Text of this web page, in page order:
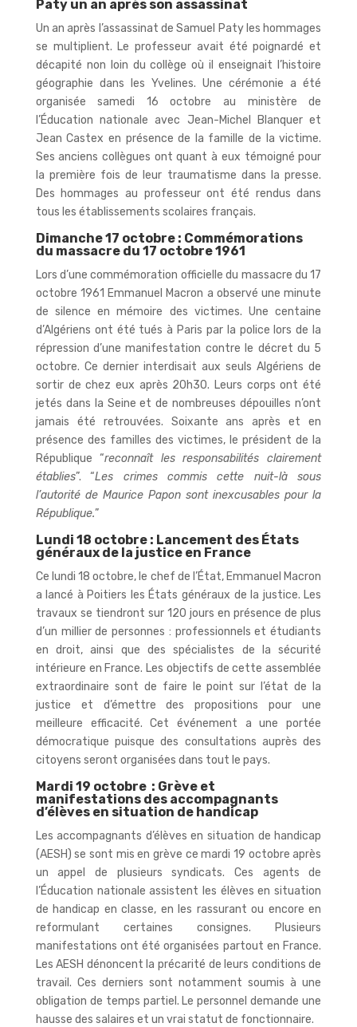
Paty un an après son assassinat
Un an après l’assassinat de Samuel Paty les hommages
se multiplient. Le professeur avait été poignardé et
décapité non loin du collège où il enseignait l’histoire
géographie dans les Yvelines. Une cérémonie a été
organisée samedi 16 octobre au ministère de
l’Éducation nationale avec Jean-Michel Blanquer et
Jean Castex en présence de la famille de la victime.
Ses anciens collègues ont quant à eux témoigné pour
la première fois de leur traumatisme dans la presse.
Des hommages au professeur ont été rendus dans
tous les établissements scolaires français.
Dimanche 17 octobre : Commémorations
du massacre du 17 octobre 1961
Lors d’une commémoration officielle du massacre du 17
octobre 1961 Emmanuel Macron a observé une minute
de silence en mémoire des victimes. Une centaine
d’Algériens ont été tués à Paris par la police lors de la
répression d’une manifestation contre le décret du 5
octobre. Ce dernier interdisait aux seuls Algériens de
sortir de chez eux après 20h30. Leurs corps ont été
jetés dans la Seine et de nombreuses dépouilles n’ont
jamais été retrouvées. Soixante ans après et en
présence des familles des victimes, le président de la
République “reconnaît les responsabilités clairement
établies”. “Les crimes commis cette nuit-là sous
l’autorité de Maurice Papon sont inexcusables pour la
République.”
Lundi 18 octobre : Lancement des États
généraux de la justice en France
Ce lundi 18 octobre, le chef de l’État, Emmanuel Macron
a lancé à Poitiers les États généraux de la justice. Les
travaux se tiendront sur 120 jours en présence de plus
d’un millier de personnes : professionnels et étudiants
en droit, ainsi que des spécialistes de la sécurité
intérieure en France. Les objectifs de cette assemblée
extraordinaire sont de faire le point sur l’état de la
justice et d’émettre des propositions pour une
meilleure efficacité. Cet événement a une portée
démocratique puisque des consultations auprès des
citoyens seront organisées dans tout le pays.
Mardi 19 octobre : Grève et
manifestations des accompagnants
d’élèves en situation de handicap
Les accompagnants d’élèves en situation de handicap
(AESH) se sont mis en grève ce mardi 19 octobre après
un appel de plusieurs syndicats. Ces agents de
l’Éducation nationale assistent les élèves en situation
de handicap en classe, en les rassurant ou encore en
reformulant certaines consignes. Plusieurs
manifestations ont été organisées partout en France.
Les AESH dénoncent la précarité de leurs conditions de
travail. Ces derniers sont notamment soumis à une
obligation de temps partiel. Le personnel demande une
hausse des salaires et un vrai statut de fonctionnaire.